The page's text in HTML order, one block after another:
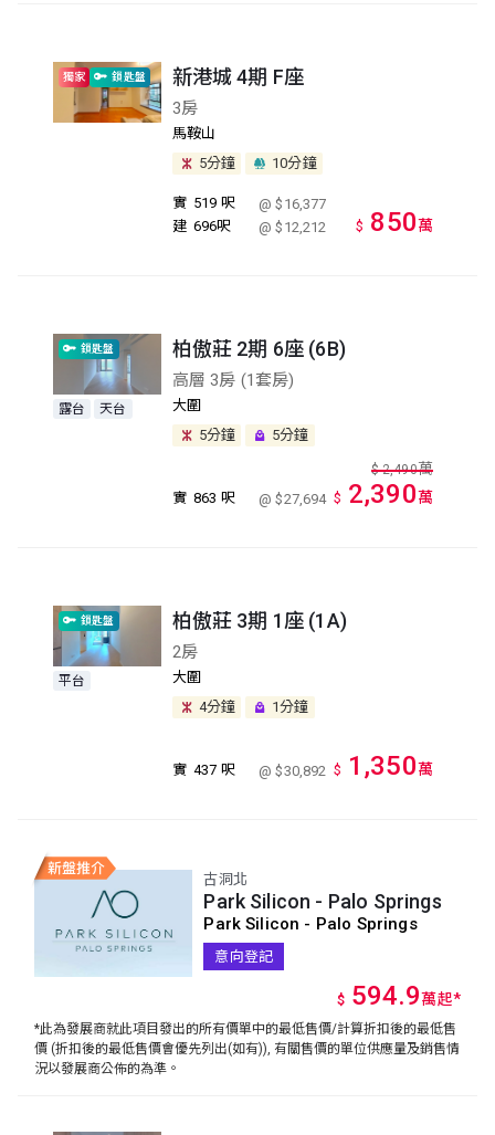
獨家 鎖匙盤 新港城 4期 F座
3房
馬鞍山
5分鐘
10分鐘
實 519 呎
@ $16,377
建 696呎 @ $12,212 $ 850萬
鎖匙盤
露台 天台
柏傲莊 2期 6座 (6B)
高層 3房 (1套房)
大圍
5分鐘
5分鐘
實 863 呎 @ $27,694
$ 2,490萬
$ 2,390萬
鎖匙盤
平台
柏傲莊 3期 1座 (1A)
2房
大圍
4分鐘
1分鐘
實 437 呎 @ $30,892 $ 1,350萬
古洞北
Park Silicon - Palo Springs
Park Silicon - Palo Springs
意向登記
$ 594.9萬起*
*此為發展商就此項目發出的所有價單中的最低售價/計算折扣後的最低售
價 (折扣後的最低售價會優先列出(如有)), 有關售價的單位供應量及銷售情
況以發展商公佈的為準。